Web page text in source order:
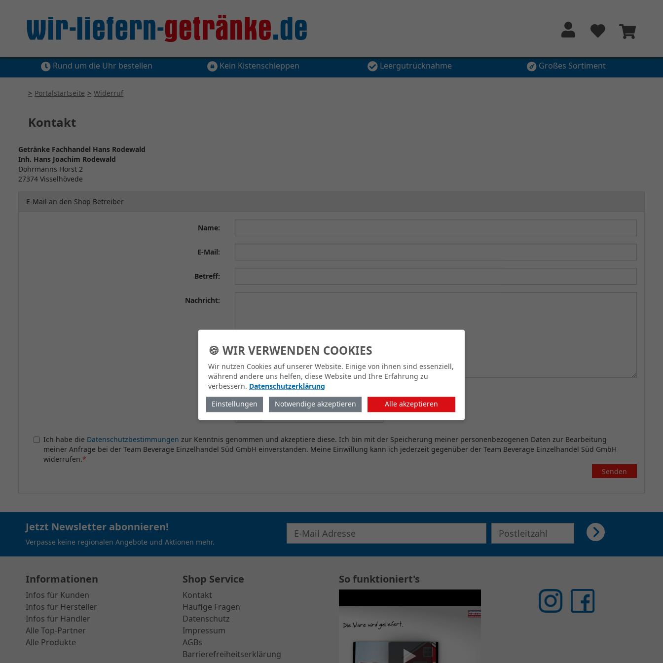
Rund um die Uhr bestellen Kein Kistenschleppen Leergutrücknahme Großes Sortiment
Portalstartseite Widerruf
Kontakt
Getränke Fachhandel Hans Rodewald
Inh. Hans Joachim Rodewald
Dohrmanns Horst 2
27374 Visselhövede
E-Mail an den Shop Betreiber
Name:
E-Mail:
Betreff:
Nachricht:
Ich habe die Datenschutzbestimmungen zur Kenntnis genommen und akzeptiere diese. Ich bin mit der Speicherung meiner personenbezogenen Daten zur Bearbeitung
meiner Anfrage bei der Team Beverage Einzelhandel Süd GmbH einverstanden. Meine Einwillung kann ich jederzeit gegenüber der Team Beverage Einzelhandel Süd GmbH
widerrufen.*
Senden
Jetzt Newsletter abonnieren!
Verpasse keine regionalen Angebote und Aktionen mehr.
E-Mail Adresse für Newsletter eingeben
Informationen
Infos für Kunden
Infos für Hersteller
Infos für Händler
Alle Top-Partner
Alle Produkte
Shop Service
Kontakt
Häufige Fragen
Datenschutz
Impressum
AGBs
Barrierefreiheitserklärung
So funktioniert's
🍪 WIR VERWENDEN COOKIES
Wir nutzen Cookies auf unserer Website. Einige von ihnen sind essenziell,
während andere uns helfen, diese Website und Ihre Erfahrung zu
verbessern. Datenschutzerklärung
Einstellungen
Notwendige akzeptieren Alle akzeptieren